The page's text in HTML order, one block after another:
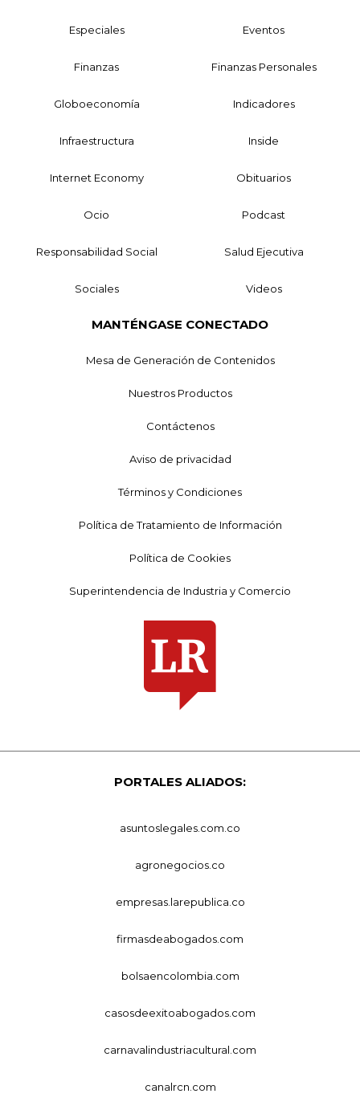
Especiales Eventos
Finanzas Finanzas Personales
Globoeconomía Indicadores
Infraestructura Inside
Internet Economy Obituarios
Ocio Podcast
Responsabilidad Social Salud Ejecutiva
Sociales Videos
MANTÉNGASE CONECTADO
Mesa de Generación de Contenidos
Nuestros Productos
Contáctenos
Aviso de privacidad
Términos y Condiciones
Política de Tratamiento de Información
Política de Cookies
Superintendencia de Industria y Comercio
PORTALES ALIADOS:
asuntoslegales.com.co
agronegocios.co
empresas.larepublica.co
firmasdeabogados.com
bolsaencolombia.com
casosdeexitoabogados.com
carnavalindustriacultural.com
canalrcn.com